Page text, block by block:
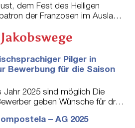
dem Fest des Heiligen
der Franzosen im Ausland,
de Compostelle zu
Pilger in
Bewerbung für die Saison
Jahr 2025 sind möglich Die
geben Wünsche für drei
des Monats). Sie verpflichten
– AG 2025